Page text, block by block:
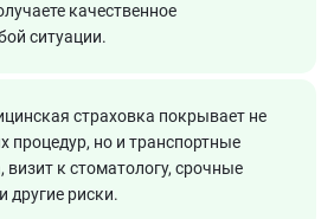
качественное
ситуации.
страховка покрывает не
процедур, но и транспортные
визит к стоматологу, срочные
другие риски.